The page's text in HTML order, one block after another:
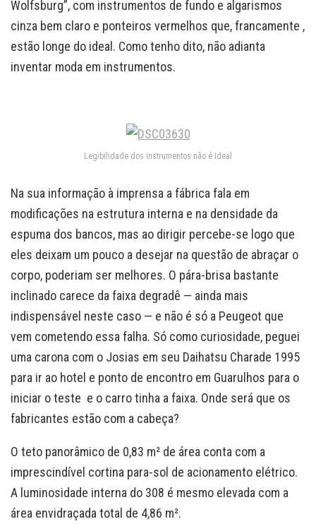
Wolfsburg”, com instrumentos de fundo e algarismos
cinza bem claro e ponteiros vermelhos que, francamente ,
estão longe do ideal. Como tenho dito, não adianta
inventar moda em instrumentos.
Legibilidade dos instrumentos não é ideal
Na sua informação à imprensa a fábrica fala em
modificações na estrutura interna e na densidade da
espuma dos bancos, mas ao dirigir percebe-se logo que
eles deixam um pouco a desejar na questão de abraçar o
corpo, poderiam ser melhores. O pára-brisa bastante
inclinado carece da faixa degradê — ainda mais
indispensável neste caso — e não é só a Peugeot que
vem cometendo essa falha. Só como curiosidade, peguei
uma carona com o Josias em seu Daihatsu Charade 1995
para ir ao hotel e ponto de encontro em Guarulhos para o
iniciar o teste e o carro tinha a faixa. Onde será que os
fabricantes estão com a cabeça?
O teto panorâmico de 0,83 m² de área conta com a
imprescindível cortina para-sol de acionamento elétrico.
A luminosidade interna do 308 é mesmo elevada com a
área envidraçada total de 4,86 m².